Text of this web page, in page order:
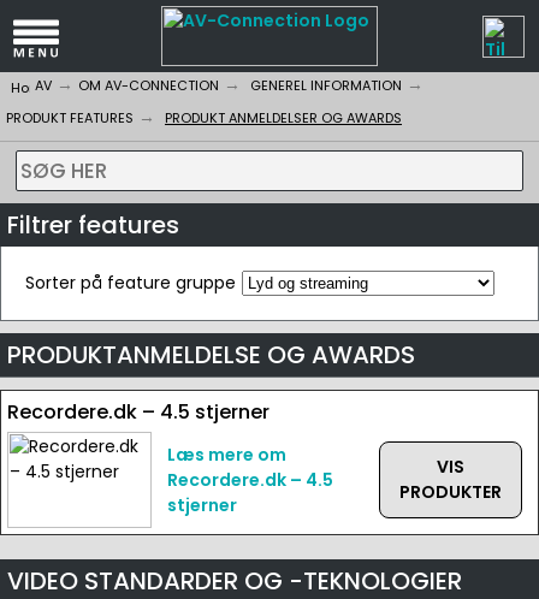
AV OM AV-CONNECTION
GENEREL INFORMATION
PRODUKT FEATURES
PRODUKT ANMELDELSER OG AWARDS
SØG HER
Filtrer features
Sorter på feature gruppe
PRODUKTANMELDELSE OG AWARDS
Recordere.dk – 4.5 stjerner
Læs mere om
Recordere.dk – 4.5
stjerner
VIS
PRODUKTER
VIDEO STANDARDER OG -TEKNOLOGIER